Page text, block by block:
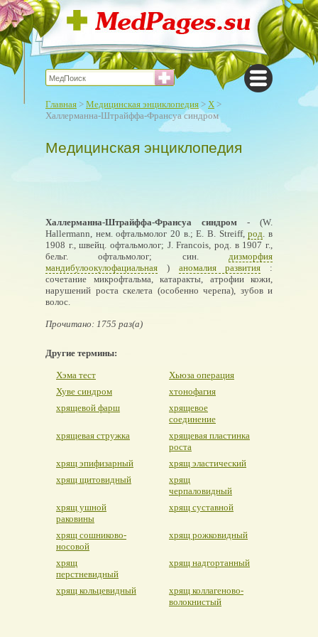
Главная > Медицинская энциклопедия > Х >
Халлерманна-Штрайффа-Франсуа синдром
Медицинская энциклопедия
Халлерманна-Штрайффа-Франсуа синдром - (W.
Hallermann, нем. офтальмолог 20 в.; Е. В. Streiff,род. в
1908 г., швейц. офтальмолог; J. Francois, род. в 1907 г.,
бельг. офтальмолог; син. дизморфия
мандибулоокулофациальная ) аномалия развития :
сочетание микрофтальма, катаракты, атрофии кожи,
нарушений роста скелета (особенно черепа), зубов и
волос.
Прочитано: 1755 раз(а)
Другие термины:
Хэма тест
Хьюза операция
Хуве синдром
хтонофагия
хрящевой фарш
хрящевое
соединение
хрящевая стружка
хрящевая пластинка
роста
хрящ эпифизарный
хрящ эластический
хрящ щитовидный
хрящ
черпаловидный
хрящ ушной
раковины
хрящ суставной
хрящ сошниково-
носовой
хрящ рожковидный
хрящ
перстневидный
хрящ надгортанный
хрящ кольцевидный
хрящ коллагеново-
волокнистый